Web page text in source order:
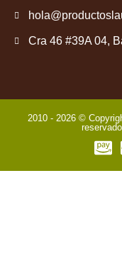
Cra 46 #39A 04,
2010 - 2026 ©